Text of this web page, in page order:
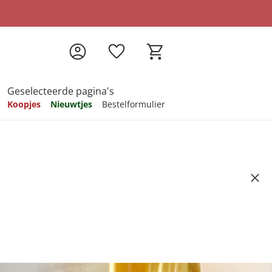
Geselecteerde pagina's
Koopjes Nieuwtjes Bestelformulier